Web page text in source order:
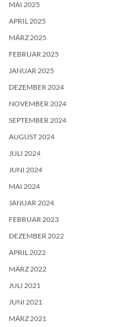
MAI 2025
APRIL 2025
MÄRZ 2025
FEBRUAR 2025
JANUAR 2025
DEZEMBER 2024
NOVEMBER 2024
SEPTEMBER 2024
AUGUST 2024
JULI 2024
JUNI 2024
MAI 2024
JANUAR 2024
FEBRUAR 2023
DEZEMBER 2022
APRIL 2022
MÄRZ 2022
JULI 2021
JUNI 2021
MÄRZ 2021